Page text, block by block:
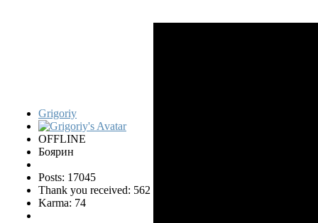
Grigoriy
OFFLINE
Боярин
Posts: 17045
Thank you received: 562
Karma: 74